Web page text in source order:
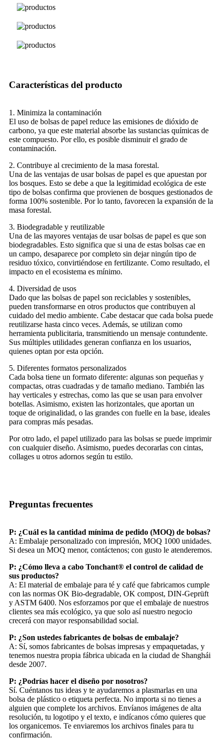
Características del producto
1. Minimiza la contaminación
El uso de bolsas de papel reduce las emisiones de dióxido de
carbono, ya que este material absorbe las sustancias químicas de
este compuesto. Por ello, es posible disminuir el grado de
contaminación.
2. Contribuye al crecimiento de la masa forestal.
Una de las ventajas de usar bolsas de papel es que apuestan por
los bosques. Esto se debe a que la legitimidad ecológica de este
tipo de bolsas confirma que provienen de bosques gestionados de
forma 100% sostenible. Por lo tanto, favorecen la expansión de la
masa forestal.
3. Biodegradable y reutilizable
Una de las mayores ventajas de usar bolsas de papel es que son
biodegradables. Esto significa que si una de estas bolsas cae en
un campo, desaparece por completo sin dejar ningún tipo de
residuo tóxico, convirtiéndose en fertilizante. Como resultado, el
impacto en el ecosistema es mínimo.
4. Diversidad de usos
Dado que las bolsas de papel son reciclables y sostenibles,
pueden transformarse en otros productos que contribuyen al
cuidado del medio ambiente. Cabe destacar que cada bolsa puede
reutilizarse hasta cinco veces. Además, se utilizan como
herramienta publicitaria, transmitiendo un mensaje contundente.
Sus múltiples utilidades generan confianza en los usuarios,
quienes optan por esta opción.
5. Diferentes formatos personalizados
Cada bolsa tiene un formato diferente: algunas son pequeñas y
compactas, otras cuadradas y de tamaño mediano. También las
hay verticales y estrechas, como las que se usan para envolver
botellas. Asimismo, existen las horizontales, que aportan un
toque de originalidad, o las grandes con fuelle en la base, ideales
para compras más pesadas.
Por otro lado, el papel utilizado para las bolsas se puede imprimir
con cualquier diseño. Asimismo, puedes decorarlas con cintas,
collages u otros adornos según tu estilo.
Preguntas frecuentes
P: ¿Cuál es la cantidad mínima de pedido (MOQ) de bolsas?
A: Embalaje personalizado con impresión, MOQ 1000 unidades.
Si desea un MOQ menor, contáctenos; con gusto le atenderemos.
P: ¿Cómo lleva a cabo Tonchant® el control de calidad de
sus productos?
A: El material de embalaje para té y café que fabricamos cumple
con las normas OK Bio-degradable, OK compost, DIN-Geprüft
y ASTM 6400. Nos esforzamos por que el embalaje de nuestros
clientes sea más ecológico, ya que solo así nuestro negocio
crecerá con mayor responsabilidad social.
P: ¿Son ustedes fabricantes de bolsas de embalaje?
A: Sí, somos fabricantes de bolsas impresas y empaquetadas, y
tenemos nuestra propia fábrica ubicada en la ciudad de Shanghái
desde 2007.
P: ¿Podrías hacer el diseño por nosotros?
Sí. Cuéntanos tus ideas y te ayudaremos a plasmarlas en una
bolsa de plástico o etiqueta perfecta. No importa si no tienes a
alguien que complete los archivos. Envíanos imágenes de alta
resolución, tu logotipo y el texto, e indícanos cómo quieres que
los organicemos. Te enviaremos los archivos finales para tu
confirmación.